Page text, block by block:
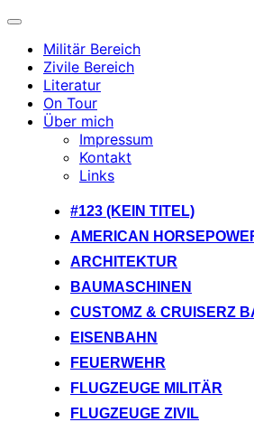
Navigation
umschalten
Militär Bereich
Zivile Bereich
Literatur
On Tour
Über mich
Impressum
Kontakt
Links
springen
#123 (KEIN TITEL)
AMERICAN
ARCHITEKTUR
BAUMASCHINEN
CUSTOMZ & CRUISERZ
EISENBAHN
FEUERWEHR
FLUGZEUGE MILITÄR
FLUGZEUGE ZIVIL